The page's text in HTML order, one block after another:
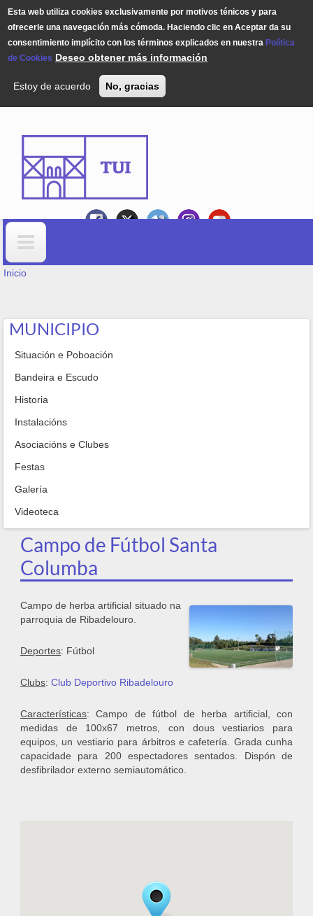
Esta web utiliza cookies exclusivamente por motivos ténicos y para
ofrecerle una navegación más cómoda. Haciendo clic en Aceptar da su
consentimiento implícito con los términos explicados en nuestra Política
de Cookies Deseo obtener más información
Estoy de acuerdo No, gracias
Formulario de búsqueda
USTED ESTÁ AQUÍ
Inicio
MUNICIPIO
Situación e Poboación
Bandeira e Escudo
Historia
Instalacións
Asociacións e Clubes
Festas
Galería
Videoteca
Campo de Fútbol Santa
Columba
Campo de herba artificial situado na
parroquia de Ribadelouro.
Deportes: Fútbol
Clubs: Club Deportivo Ribadelouro
Características: Campo de fútbol de herba artificial, con
medidas de 100x67 metros, con dous vestiarios para
equipos, un vestiario para árbitros e cafetería. Grada cunha
capacidade para 200 espectadores sentados. Dispón de
desfibrilador externo semiautomático.